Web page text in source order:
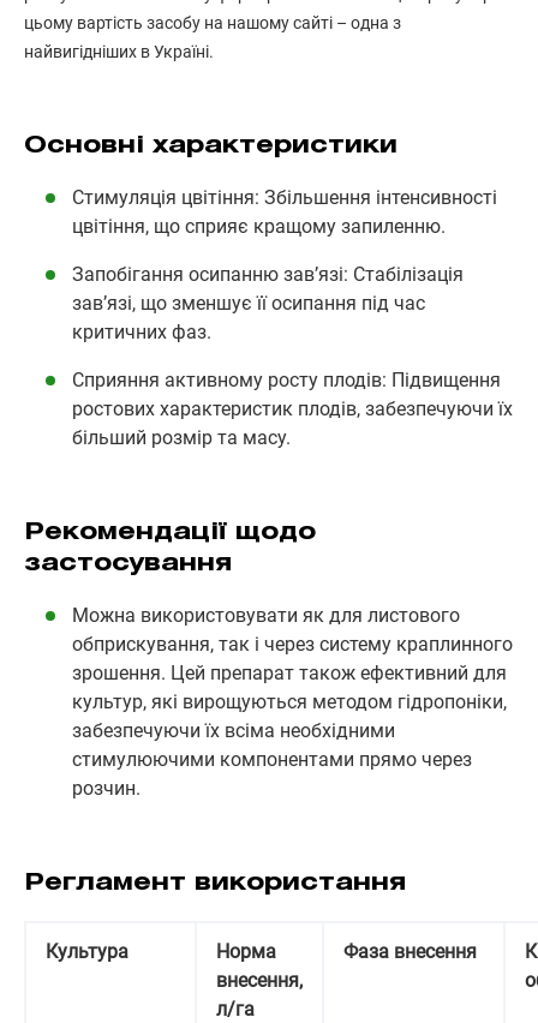
цьому вартість засобу на нашому сайті – одна з
найвигідніших в Україні.
Основні характеристики
Стимуляція цвітіння: Збільшення інтенсивності
цвітіння, що сприяє кращому запиленню.
Запобігання осипанню зав’язі: Стабілізація
зав’язі, що зменшує її осипання під час
критичних фаз.
Сприяння активному росту плодів: Підвищення
ростових характеристик плодів, забезпечуючи їх
більший розмір та масу.
Рекомендації щодо
застосування
Можна використовувати як для листового
обприскування, так і через систему краплинного
зрошення. Цей препарат також ефективний для
культур, які вирощуються методом гідропоніки,
забезпечуючи їх всіма необхідними
стимулюючими компонентами прямо через
розчин.
Регламент використання
Культура
Норма
внесення,
л/га
Фаза внесення